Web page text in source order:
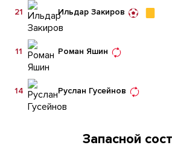
Ильдар Закиров
21
Роман Яшин
11
Руслан Гусейнов
14
Запасной